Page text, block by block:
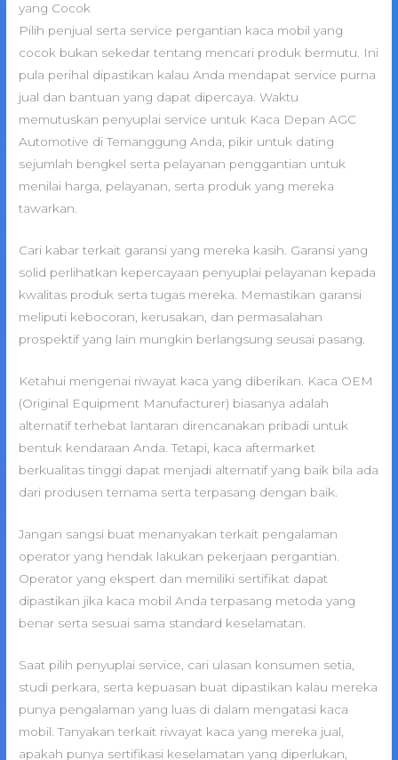
yang Cocok
Pilih penjual serta service pergantian kaca mobil yang
cocok bukan sekedar tentang mencari produk bermutu. Ini
pula perihal dipastikan kalau Anda mendapat service purna
jual dan bantuan yang dapat dipercaya. Waktu
memutuskan penyuplai service untuk Kaca Depan AGC
Automotive di Temanggung Anda, pikir untuk dating
sejumlah bengkel serta pelayanan penggantian untuk
menilai harga, pelayanan, serta produk yang mereka
tawarkan.
Cari kabar terkait garansi yang mereka kasih. Garansi yang
solid perlihatkan kepercayaan penyuplai pelayanan kepada
kwalitas produk serta tugas mereka. Memastikan garansi
meliputi kebocoran, kerusakan, dan permasalahan
prospektif yang lain mungkin berlangsung seusai pasang.
Ketahui mengenai riwayat kaca yang diberikan. Kaca OEM
(Original Equipment Manufacturer) biasanya adalah
alternatif terhebat lantaran direncanakan pribadi untuk
bentuk kendaraan Anda. Tetapi, kaca aftermarket
berkualitas tinggi dapat menjadi alternatif yang baik bila ada
dari produsen ternama serta terpasang dengan baik.
Jangan sangsi buat menanyakan terkait pengalaman
operator yang hendak lakukan pekerjaan pergantian.
Operator yang ekspert dan memiliki sertifikat dapat
dipastikan jika kaca mobil Anda terpasang metoda yang
benar serta sesuai sama standard keselamatan.
Saat pilih penyuplai service, cari ulasan konsumen setia,
studi perkara, serta kepuasan buat dipastikan kalau mereka
punya pengalaman yang luas di dalam mengatasi kaca
mobil. Tanyakan terkait riwayat kaca yang mereka jual,
apakah punya sertifikasi keselamatan yang diperlukan,